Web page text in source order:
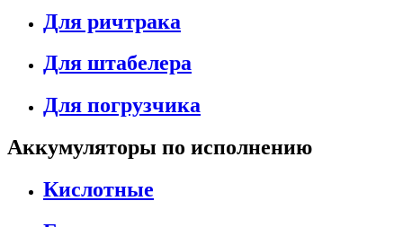
Для ричтрака
Для штабелера
Для погрузчика
Аккумуляторы по исполнению
Кислотные